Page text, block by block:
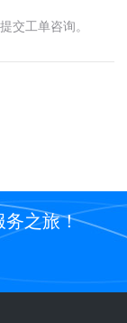
交工单咨询。
务之旅！